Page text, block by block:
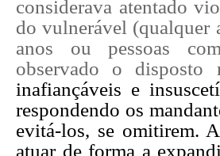
considerava atentado
do vulnerável (qualquer
anos ou pessoas
observado o
inafiançáveis e
respondendo os
evitá-los, se omitirem.
atuar de forma a